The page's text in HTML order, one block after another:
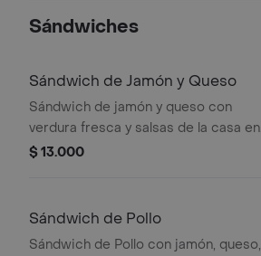
Sándwiches
Sándwich de Jamón y Queso
Sándwich de jamón y queso con
verdura fresca y salsas de la casa en
pan tostado.
$ 13.000
Sándwich de Pollo
Sándwich de Pollo con jamón, queso,